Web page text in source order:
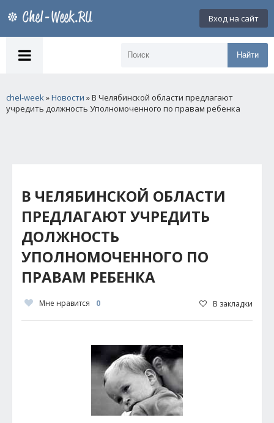
Вход на сайт
Найти
chel-week»Новости » В Челябинской области предлагают
учредить должность Уполномоченного по правам ребенка
В ЧЕЛЯБИНСКОЙ ОБЛАСТИ
ПРЕДЛАГАЮТ УЧРЕДИТЬ
ДОЛЖНОСТЬ
УПОЛНОМОЧЕННОГО ПО
ПРАВАМ РЕБЕНКА
Мне нравится 0 В закладки